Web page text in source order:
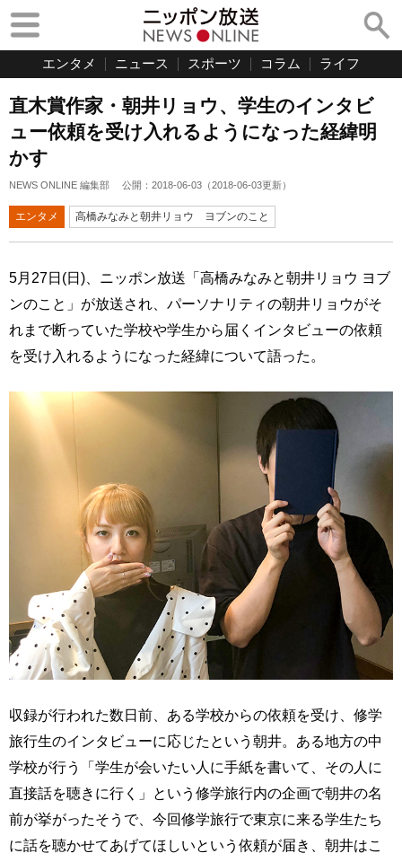
エンタメ ニュース スポーツ コラム ライフ
直木賞作家・朝井リョウ、学生のインタビ
ュー依頼を受け入れるようになった経緯明
かす
NEWS ONLINE 編集部 公開： 2018-06-03 （2018-06-03更新）
エンタメ 高橋みなみと朝井リョウ ヨブンのこと
5月27日(日)、ニッポン放送「高橋みなみと朝井リョウ ヨブ
ンのこと」が放送され、パーソナリティの朝井リョウがそ
れまで断っていた学校や学生から届くインタビューの依頼
を受け入れるようになった経緯について語った。
収録が行われた数日前、ある学校からの依頼を受け、修学
旅行生のインタビューに応じたという朝井。ある地方の中
学校が行う「学生が会いたい人に手紙を書いて、その人に
直接話を聴きに行く」という修学旅行内の企画で朝井の名
前が挙がったそうで、今回修学旅行で東京に来る学生たち
に話を聴かせてあげてほしいという依頼が届き、朝井はこ